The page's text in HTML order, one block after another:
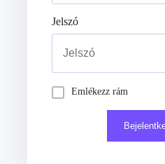
Jelszó
Emlékezz rám